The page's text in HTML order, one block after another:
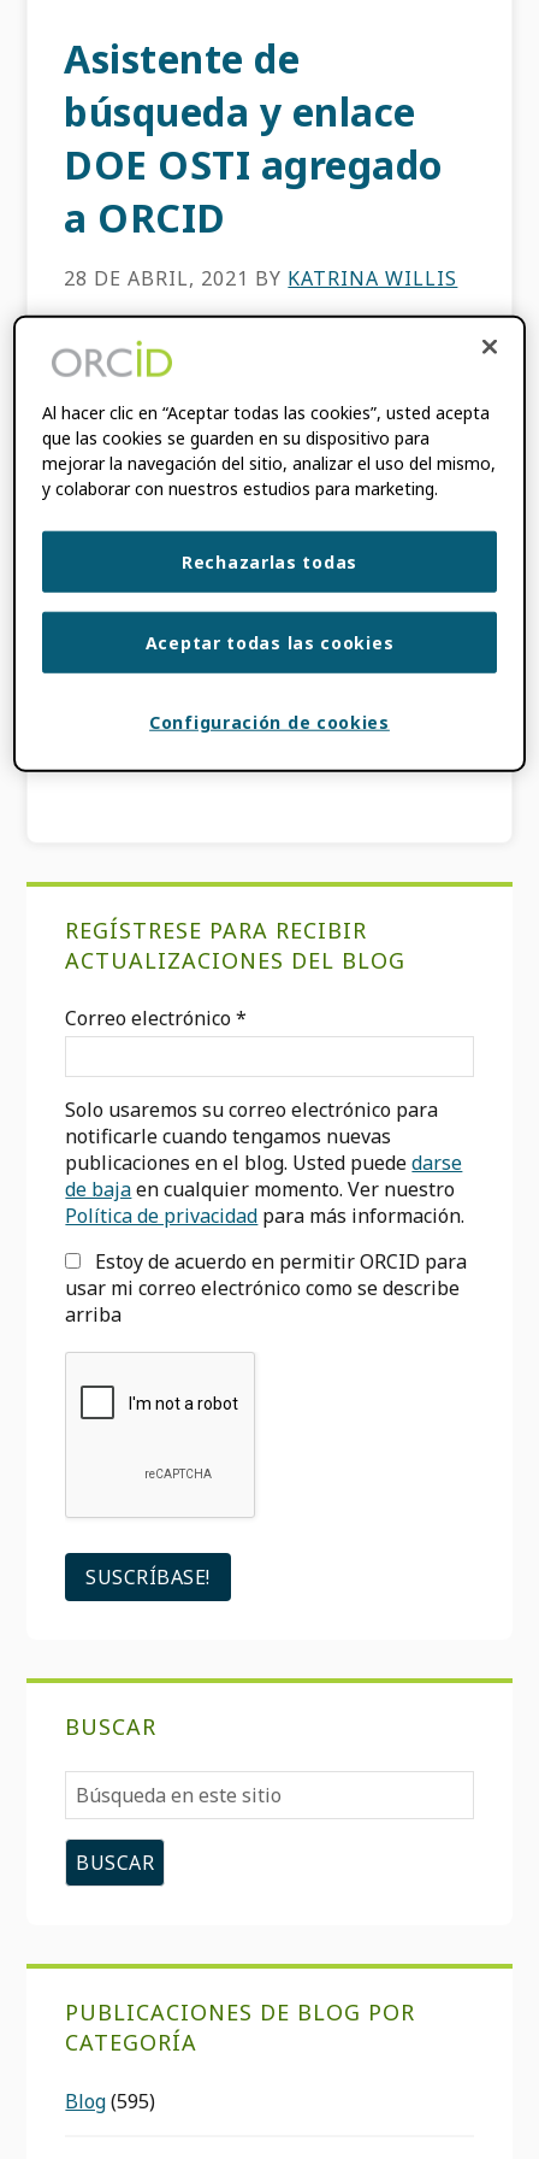
Asistente de
búsqueda y enlace
DOE OSTI agregado
a ORCID
28 DE ABRIL, 2021 BY KATRINA WILLIS
Este contenido tiene más de tres años. La
información que contiene esta publicación
puede ser inexacta. Para garantizar que los
investigadores financiados por el
Departamento de Energía (DOE) se conecten
de manera fácil y precisa con sus […]
CONSORCIOS,NOTICIAS DE
INTEGRACIÓN, CASOS DE USO
ETIQUETADO CON:ACTUALIZACIONES
BÚSQUEDA Y ENLACE,ORGANIZACIÓN
Barra
lateral
primaria
REGÍSTRESE PARA RECIBIR
ACTUALIZACIONES DEL BLOG
Correo electrónico*
Solo usaremos su correo electrónico para
notificarle cuando tengamos nuevas
publicaciones en el blog. Usted puededarse
de bajaen cualquier momento. Ver nuestro
Política de privacidad para más información.
Estoy de acuerdo en permitir ORCID para
usar mi correo electrónico como se describe
arriba
BUSCAR
Búsqueda
en
este
sitio
PUBLICACIONES DE BLOG POR
CATEGORÍA
Blog(595)
Al hacer clic en “Aceptar todas las cookies”, usted acepta
que las cookies se guarden en su dispositivo para
mejorar la navegación del sitio, analizar el uso del mismo,
y colaborar con nuestros estudios para marketing.
Rechazarlas todas
Aceptar todas las cookies
Configuración de cookies